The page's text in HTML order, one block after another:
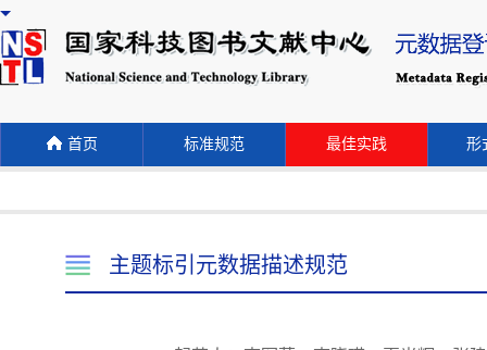
首页 标准规范 最佳实践 形
主题标引元数据描述规范